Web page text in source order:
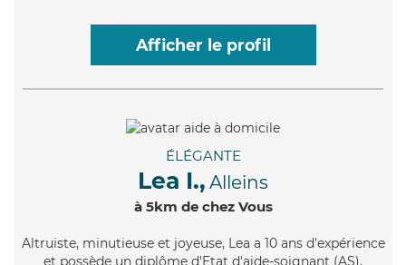
Afficher le profil
ÉLÉGANTE
Lea I., Alleins
à 5km de chez Vous
Altruiste, minutieuse et joyeuse, Lea a 10 ans d'expérience
et possède un diplôme d'Etat d'aide-soignant (AS).